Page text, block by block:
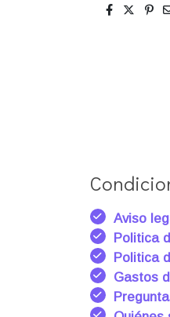
Aviso
Politica
Politica
Gastos